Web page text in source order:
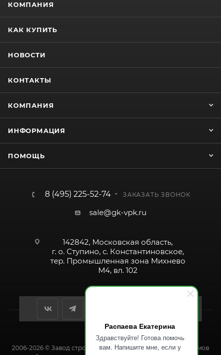
Распаева Екатерина
Здравствуйте! Готова помочь
вам. Напишите мне, если у
КОМПАНИЯ
КАК КУПИТЬ
НОВОСТИ
КОНТАКТЫ
КОМПАНИЯ
ИНФОРМАЦИЯ
ПОМОЩЬ
8 (495) 225-52-74 ЗАКАЗАТЬ ЗВОНОК
sale@gk-vpk.ru
142842, Московская область,
г. о. Ступино, с. Константиновское,
тер. Промышленная зона Михнево
М4, вл. 102
2006-2026 © Завод строительных и промышленных механизмов